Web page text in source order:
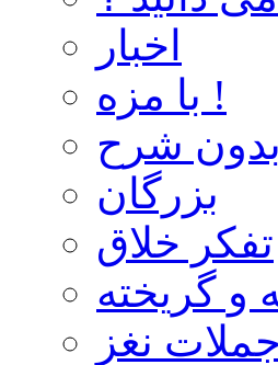
اخبار
با مزه !
بدون شرح
بزرگان
تفکر خلاق
و گریخته
جملات نغز